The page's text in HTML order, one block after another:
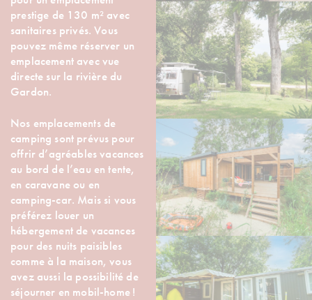
prestige de 130 m² avec
sanitaires privés. Vous
pouvez même réserver un
emplacement avec vue
directe sur la rivière du
Gardon.
Nos emplacements de
camping sont prévus pour
offrir d’agréables vacances
au bord de l’eau en tente,
en caravane ou en
camping-car. Mais si vous
préférez louer un
hébergement de vacances
pour des nuits paisibles
comme à la maison, vous
avez aussi la possibilité de
séjourner en mobil-home !